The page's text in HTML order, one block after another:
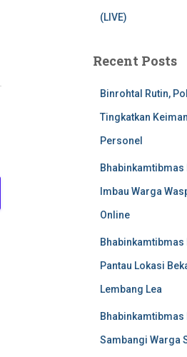
(LIVE)
Recent Posts
Binrohtal Rutin,
Tingkatkan
Personel
Imbau Warga
Online
Bhabinkamtibmas
Pantau Lokasi
Lembang Lea
Bhabinkamtibmas
Sambangi Warga